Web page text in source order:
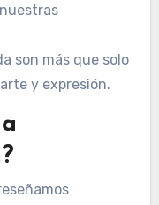
son más que solo
y expresión.